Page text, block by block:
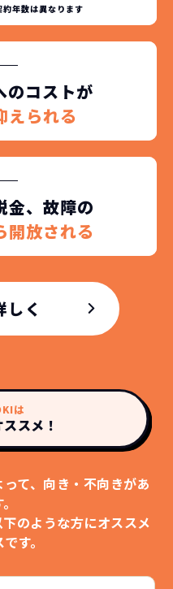
年数は異なります
のコストが
えられる
金、故障の
開放される
しく
は
スメ！
て、向き・不向きがあ
のような方にオススメ
す。